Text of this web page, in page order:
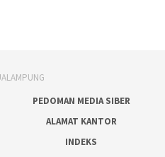
PEDOMAN MEDIA SIBER
ALAMAT KANTOR
INDEKS